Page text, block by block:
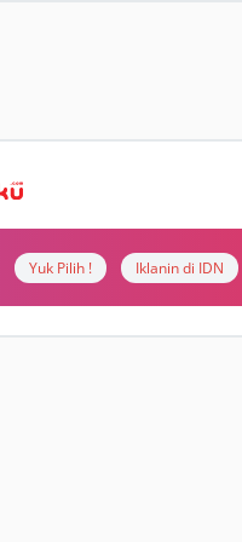
Yuk Pilih ! Iklanin di IDN